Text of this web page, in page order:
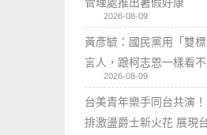
2026-08-09
黃彥毓：國民黨用「雙
言人，跟柯志恩一樣看
2026-08-09
台美青年樂手同台共演
排激盪爵士新火花 展現